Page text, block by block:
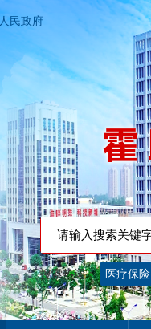
民政府
搜索热词： 医疗保险